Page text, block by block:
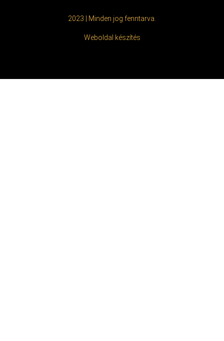
2023 | Minden jog fenntarva.
Weboldal készítés